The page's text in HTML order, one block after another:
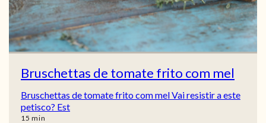
Bruschettas de tomate frito com mel
Bruschettas de tomate frito com mel Vai resistir a este
petisco? Est
15 min
min